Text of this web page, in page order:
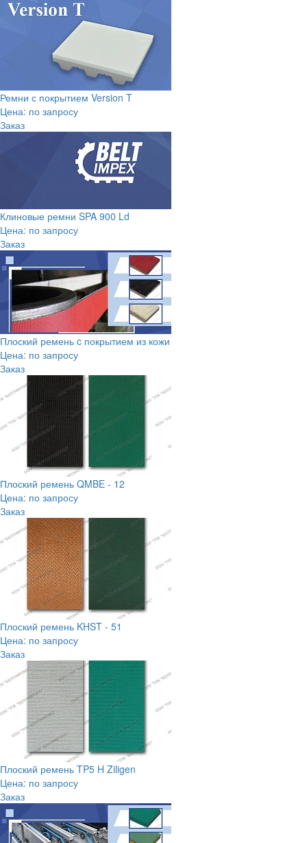
Ремни с покрытием Version T
Цена: по запросу
Заказ
Клиновые ремни SPA 900 Ld
Цена: по запросу
Заказ
Плоский ремень c покрытием из кожи
Цена: по запросу
Заказ
Плоский ремень QMBE - 12
Цена: по запросу
Заказ
Плоский ремень KHST - 51
Цена: по запросу
Заказ
Плоский ремень TP5 H Ziligen
Цена: по запросу
Заказ